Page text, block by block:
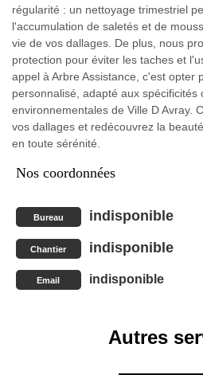
régularité : un nettoyage trimestriel
l'accumulation de saletés et de
vie de vos dallages. De plus, nous
protection pour éviter les taches et
appel à Arbre Assistance, c'est opter
personnalisé, adapté aux spécificités
environnementales de Ville D Avray.
vos dallages et redécouvrez la
en toute sérénité.
Nos coordonnées
Bureau indisponible
Chantier indisponible
Email indisponible
Autres